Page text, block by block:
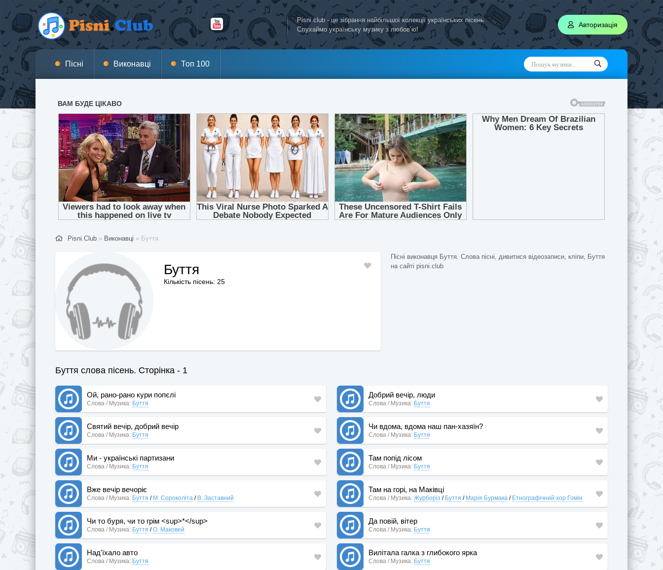
Pisni.club - це зібрання найбільшої колекції українських пісень
Слухаймо українську музику з любов’ю!
Авторизація
Пісні Виконавці Топ 100
Pisni.Club » Виконавці » Буття
Буття
Кількість пісень: 25
Пісні виконавця Буття. Слова пісні, дивитися відеозаписи, кліпи, Буття
на сайті pisni.club
Буття слова пісень. Сторінка - 1
Ой, рано-рано кури попєлі
Слова / Музика: Буття
Добрий вечір, люди
Слова / Музика: Буття
Святий вечір, добрий вечір
Слова / Музика: Буття
Чи вдома, вдома наш пан-хазяїн?
Слова / Музика: Буття
Ми - українські партизани
Слова / Музика: Буття
Там попід лісом
Слова / Музика: Буття
Вже вечір вечоріє
Слова / Музика: Буття / М. Сороколіта / В. Заставний
Там на горі, на Маківці
Слова / Музика: Журборіз / Буття / Марія Бурмака / Етнографічний хор Гомін
Чи то буря, чи то грім <sup>*</sup>
Слова / Музика: Буття /О. Маковей
Да повій, вітер
Слова / Музика: Буття
Над'їхало авто
Слова / Музика: Буття
Вилітала галка з глибокого ярка
Слова / Музика: Буття